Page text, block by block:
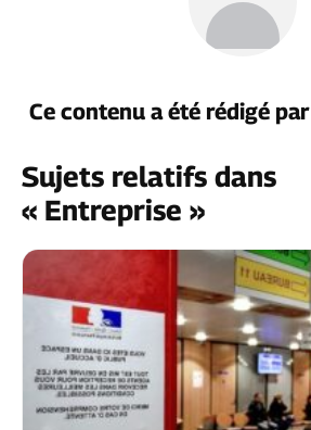
Ce contenu a été rédigé par
Sujets relatifs dans
« Entreprise »